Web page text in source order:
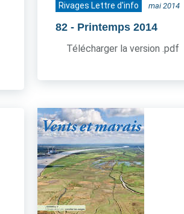
Rivages Lettre d'info mai 2014
82 - Printemps 2014
Télécharger la version .pdf